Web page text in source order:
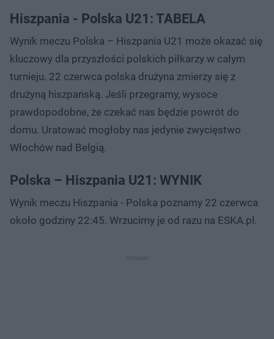
Hiszpania - Polska U21: TABELA
Wynik meczu Polska – Hiszpania U21 może okazać się
kluczowy dla przyszłości polskich piłkarzy w całym
turnieju. 22 czerwca polska drużyna zmierzy się z
drużyną hiszpańską. Jeśli przegramy, wysoce
prawdopodobne, że czekać nas będzie powrót do
domu. Uratować mogłoby nas jedynie zwycięstwo
Włochów nad Belgią.
Polska – Hiszpania U21: WYNIK
Wynik meczu Hiszpania - Polska poznamy 22 czerwca
około godziny 22:45. Wrzucimy je od razu na ESKA.pl.